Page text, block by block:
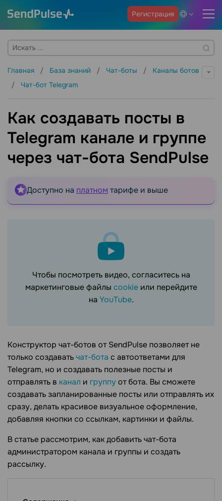
Регистрация
Главная База знаний Чат-боты
Каналы ботов
Чат-бот Telegram
Как создавать посты в
Telegram канале и группе
через чат-бота SendPulse
Доступно на платном тарифе и выше
Чтобы посмотреть видео, согласитесь на
маркетинговые файлы cookie или перейдите
на YouTube.
Конструктор чат-ботов от SendPulse позволяет не
только создаватьчат-бота с автоответами для
Telegram, но и создавать полезные посты и
отправлять в канал и группуот бота. Вы сможете
создавать запланированные посты или отправлять их
сразу, делать красивое визуальное оформление,
добавляя кнопки со ссылкам, картинки и файлы.
В статье рассмотрим, как добавить чат-бота
администратором канала и группы и создать
рассылку.